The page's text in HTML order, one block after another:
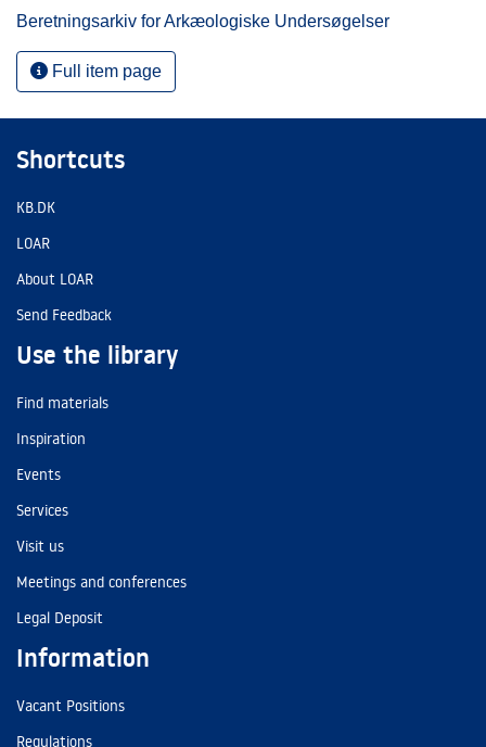
Beretningsarkiv for Arkæologiske Undersøgelser
Full item page
Shortcuts
KB.DK
LOAR
About LOAR
Send Feedback
Use the library
Find materials
Inspiration
Events
Services
Visit us
Meetings and conferences
Legal Deposit
Information
Vacant Positions
Regulations